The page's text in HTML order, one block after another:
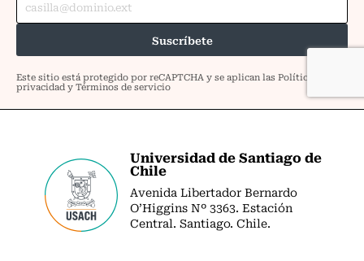
Universidad de Santiago de
Chile
Avenida Libertador Bernardo
O’Higgins Nº 3363. Estación
Central. Santiago. Chile.